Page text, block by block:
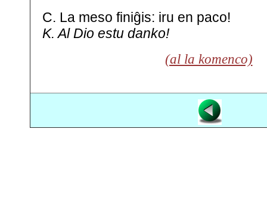
C. La meso finiĝis: iru en paco!
K. Al Dio estu danko!
(al la komenco)